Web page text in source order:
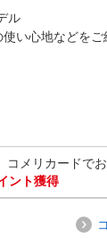
ル
い心地などをご
コメリカードで
ント獲得